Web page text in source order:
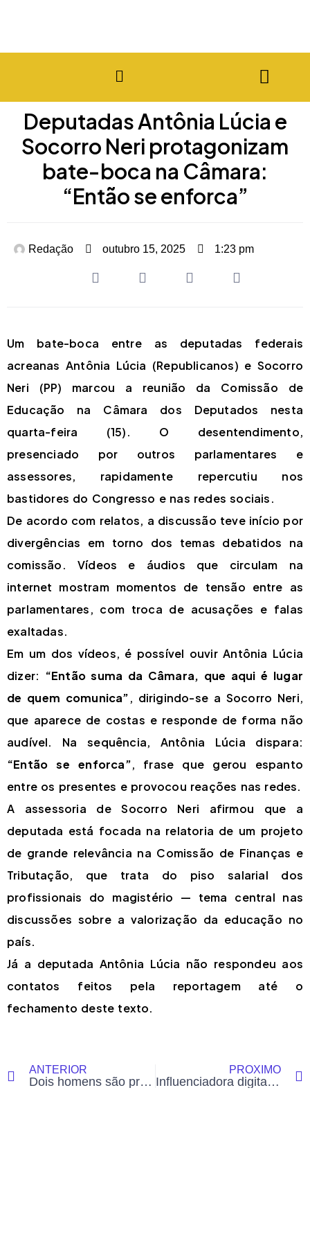
Deputadas Antônia Lúcia e
Socorro Neri protagonizam
bate-boca na Câmara:
“Então se enforca”
Redação outubro 15, 2025 1:23 pm
Um bate-boca entre as deputadas federais
acreanas Antônia Lúcia (Republicanos) e Socorro
Neri (PP) marcou a reunião da Comissão de
Educação na Câmara dos Deputados nesta
quarta-feira (15). O desentendimento,
presenciado por outros parlamentares e
assessores, rapidamente repercutiu nos
bastidores do Congresso e nas redes sociais.
De acordo com relatos, a discussão teve início por
divergências em torno dos temas debatidos na
comissão. Vídeos e áudios que circulam na
internet mostram momentos de tensão entre as
parlamentares, com troca de acusações e falas
exaltadas.
Em um dos vídeos, é possível ouvir Antônia Lúcia
dizer: “Então suma da Câmara, que aqui é lugar
de quem comunica”, dirigindo-se a Socorro Neri,
que aparece de costas e responde de forma não
audível. Na sequência, Antônia Lúcia dispara:
“Então se enforca”, frase que gerou espanto
entre os presentes e provocou reações nas redes.
A assessoria de Socorro Neri afirmou que a
deputada está focada na relatoria de um projeto
de grande relevância na Comissão de Finanças e
Tributação, que trata do piso salarial dos
profissionais do magistério — tema central nas
discussões sobre a valorização da educação no
país.
Já a deputada Antônia Lúcia não respondeu aos
contatos feitos pela reportagem até o
fechamento deste texto.
ANTERIOR
Dois homens são presos em Tarauacá por violência doméstica e descumprimento de medidas judiciais
PRÓXIMO
Influenciadora digital é presa em nova fase de operação contra jogos de azar no Acre